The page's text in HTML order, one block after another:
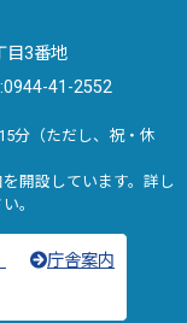
目3番地
41-2552
分（ただし、祝・休
開設しています。詳し
。
庁舎案内